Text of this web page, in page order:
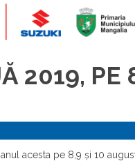
2019, PE
acesta pe 8,9 și 10